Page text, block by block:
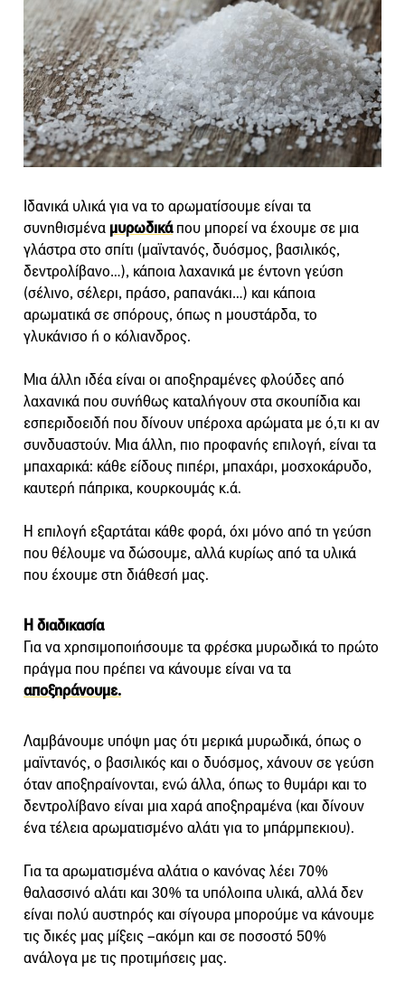
Ιδανικά υλικά για να το αρωματίσουμε είναι τα
συνηθισμένα μυρωδικάπου μπορεί να έχουμε σε μια
γλάστρα στο σπίτι (μαϊντανός, δυόσμος, βασιλικός,
δεντρολίβανο…), κάποια λαχανικά με έντονη γεύση
(σέλινο, σέλερι, πράσο, ραπανάκι…) και κάποια
αρωματικά σε σπόρους, όπως η μουστάρδα, το
γλυκάνισο ή ο κόλιανδρος.
Μια άλλη ιδέα είναι οι αποξηραμένες φλούδες από
λαχανικά που συνήθως καταλήγουν στα σκουπίδια και
εσπεριδοειδή που δίνουν υπέροχα αρώματα με ό,τι κι αν
συνδυαστούν. Μια άλλη, πιο προφανής επιλογή, είναι τα
μπαχαρικά: κάθε είδους πιπέρι, μπαχάρι, μοσχοκάρυδο,
καυτερή πάπρικα, κουρκουμάς κ.ά.
Η επιλογή εξαρτάται κάθε φορά, όχι μόνο από τη γεύση
που θέλουμε να δώσουμε, αλλά κυρίως από τα υλικά
που έχουμε στη διάθεσή μας.
Η διαδικασία
Για να χρησιμοποιήσουμε τα φρέσκα μυρωδικά το πρώτο
πράγμα που πρέπει να κάνουμε είναι να τα
αποξηράνουμε.
Λαμβάνουμε υπόψη μας ότι μερικά μυρωδικά, όπως ο
μαϊντανός, ο βασιλικός και ο δυόσμος, χάνουν σε γεύση
όταν αποξηραίνονται, ενώ άλλα, όπως το θυμάρι και το
δεντρολίβανο είναι μια χαρά αποξηραμένα (και δίνουν
ένα τέλεια αρωματισμένο αλάτι για το μπάρμπεκιου).
Για τα αρωματισμένα αλάτια ο κανόνας λέει 70%
θαλασσινό αλάτι και 30% τα υπόλοιπα υλικά, αλλά δεν
είναι πολύ αυστηρός και σίγουρα μπορούμε να κάνουμε
τις δικές μας μίξεις –ακόμη και σε ποσοστό 50%
ανάλογα με τις προτιμήσεις μας.